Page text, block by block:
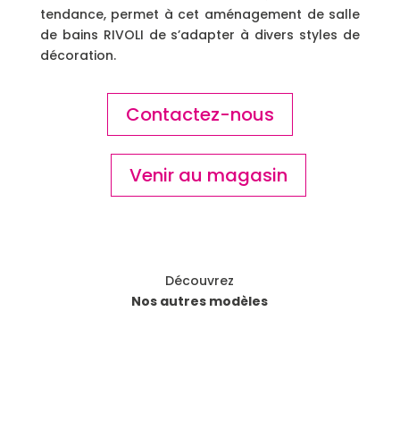
tendance, permet à cet aménagement de salle
de bains RIVOLI de s’adapter à divers styles de
décoration.
Contactez-nous
Venir au magasin
Découvrez
Nos autres modèles